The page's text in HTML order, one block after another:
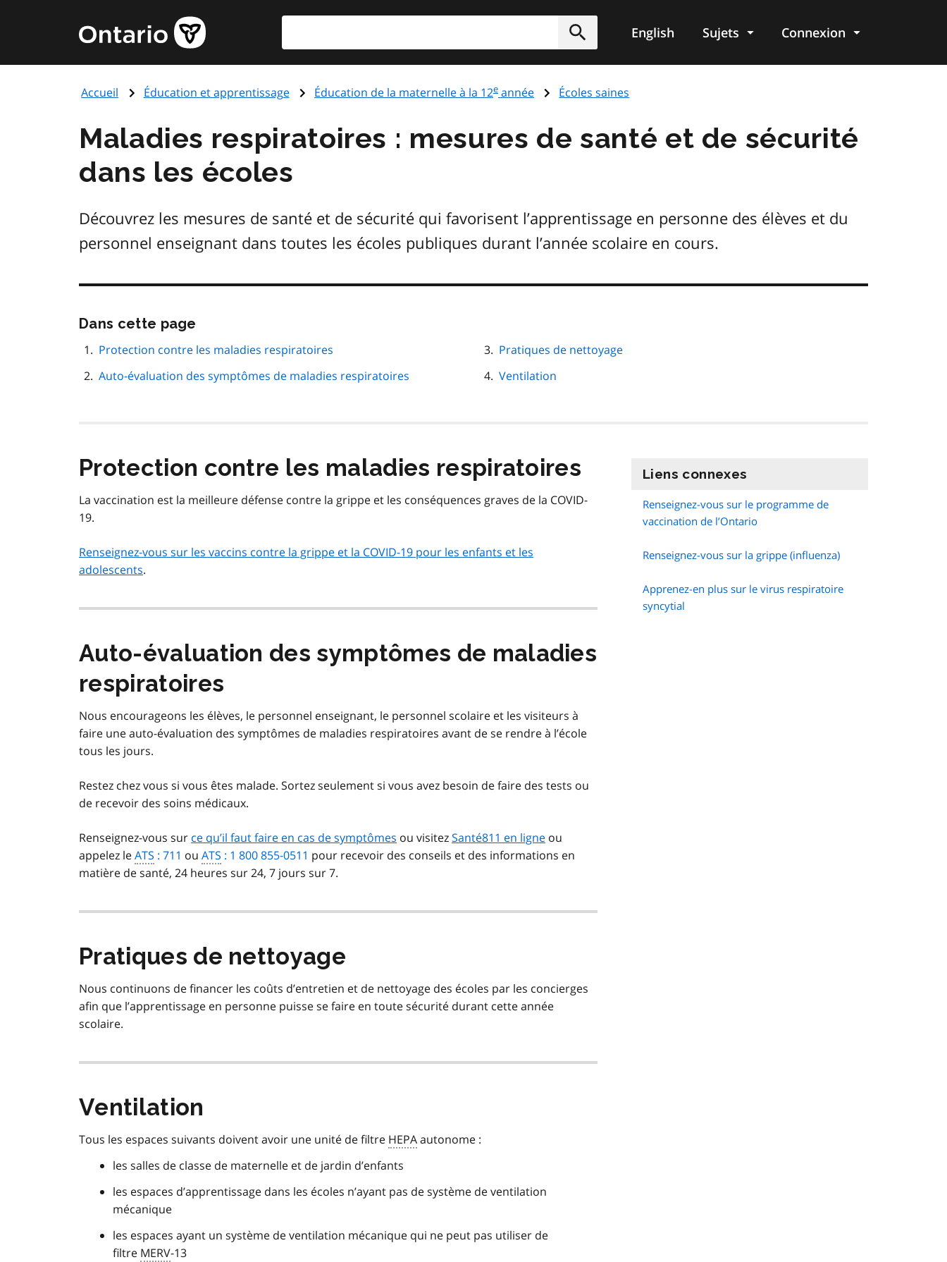
principal
Page
d'accueil
de
Soumettre
English Sujets Connexion
Accueil Éducation et apprentissage Éducation de la maternelle à la 12eannée Écoles saines
Maladies respiratoires : mesures de santé et de sécurité
dans les écoles
Découvrez les mesures de santé et de sécurité qui favorisent l’apprentissage en personne des élèves et du
personnel enseignant dans toutes les écoles publiques durant l’année scolaire en cours.
Dans cette page
navigation
page
Protection contre les maladies respiratoires
Auto-évaluation des symptômes de maladies respiratoires
Pratiques de nettoyage
Ventilation
Protection contre les maladies respiratoires
La vaccination est la meilleure défense contre la grippe et les conséquences graves de la COVID-
19.
Renseignez-vous sur les vaccins contre la grippe et la COVID-19 pour les enfants et les
adolescents.
Auto-évaluation des symptômes de maladies
respiratoires
Nous encourageons les élèves, le personnel enseignant, le personnel scolaire et les visiteurs à
faire une auto-évaluation des symptômes de maladies respiratoires avant de se rendre à l’école
tous les jours.
Restez chez vous si vous êtes malade. Sortez seulement si vous avez besoin de faire des tests ou
de recevoir des soins médicaux.
Renseignez-vous sur ce qu’il faut faire en cas de symptômes ou visitezSanté811 en ligne ou
appelez leATS : 711 ou ATS : 1 800 855-0511 pour recevoir des conseils et des informations en
matière de santé, 24 heures sur 24, 7 jours sur 7.
Pratiques de nettoyage
Nous continuons de financer les coûts d’entretien et de nettoyage des écoles par les concierges
afin que l’apprentissage en personne puisse se faire en toute sécurité durant cette année
scolaire.
Ventilation
Tous les espaces suivants doivent avoir une unité de filtre HEPAautonome :
les salles de classe de maternelle et de jardin d’enfants
les espaces d’apprentissage dans les écoles n’ayant pas de système de ventilation
mécanique
les espaces ayant un système de ventilation mécanique qui ne peut pas utiliser de
filtre MERV-13
Liens connexes
Renseignez-vous sur le programme de
vaccination de l’Ontario
Renseignez-vous sur la grippe (influenza)
Apprenez-en plus sur le virus respiratoire
syncytial